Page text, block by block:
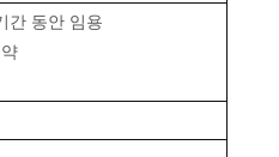
간 동안 임용